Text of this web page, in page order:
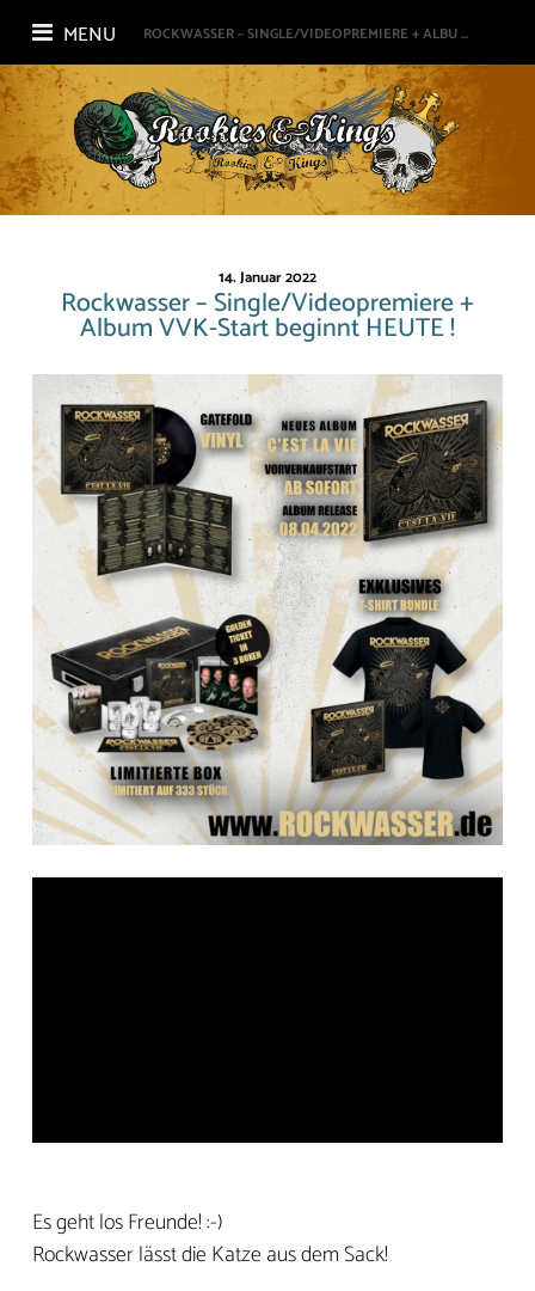
MENU ROCKWASSER – SINGLE/VIDEOPREMIERE + ALBU ...
14. Januar 2022
Rockwasser – Single/Videopremiere +
Album VVK-Start beginnt HEUTE !
Es geht los Freunde! :-)
Rockwasser lässt die Katze aus dem Sack!